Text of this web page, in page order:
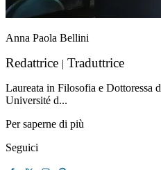
Anna Paola Bellini
Redattrice | Traduttrice
Laureata in Filosofia e Dottoressa
Université d...
Per saperne di più
Seguici